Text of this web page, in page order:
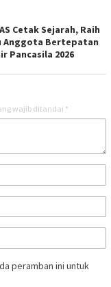
Cetak Sejarah, Raih
Anggota Bertepatan
Pancasila 2026
wajib ditandai *
peramban ini untuk